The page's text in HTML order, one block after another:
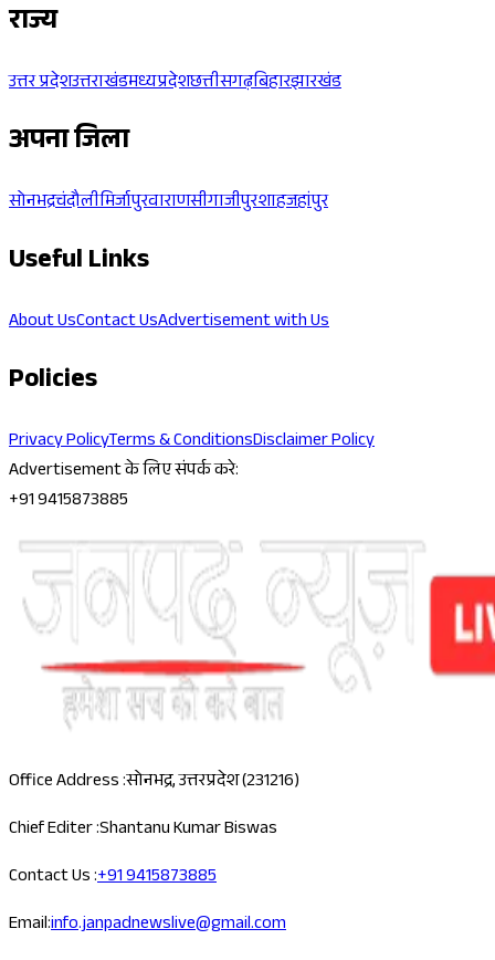
राज्य
उत्तर प्रदेशउत्तराखंडमध्यप्रदेशछत्तीसगढ़बिहारझारखंड
अपना जिला
सोनभद्रचंदौलीमिर्जापुरवाराणसीगाजीपुरशाहजहांपुर
Useful Links
About UsContact UsAdvertisement with Us
Policies
Privacy PolicyTerms & ConditionsDisclaimer Policy
Advertisement के लिए संपर्क करे:
+91 9415873885
Office Address :सोनभद्र, उत्तरप्रदेश (231216)
Chief Editer :Shantanu Kumar Biswas
Contact Us :+91 9415873885
Email:info.janpadnewslive@gmail.com